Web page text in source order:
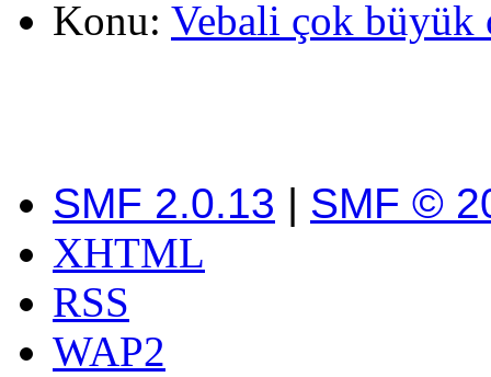
Konu: Vebali çok
SMF 2.0.13 | SMF ©
XHTML
RSS
WAP2